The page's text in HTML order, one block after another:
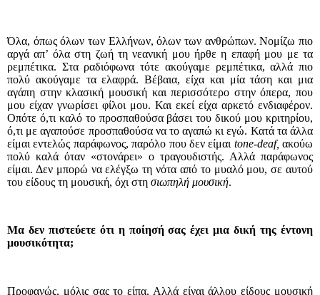
Όλα, όπως όλων των Ελλήνων, όλων των ανθρώπων. Νομίζω πιο
αργά απ’ όλα στη ζωή τη νεανική μου ήρθε η επαφή μου με τα
ρεμπέτικα. Στα ραδιόφωνα τότε ακούγαμε ρεμπέτικα, αλλά πιο
πολύ ακούγαμε τα ελαφρά. Βέβαια, είχα και μία τάση και μια
αγάπη στην κλασική μουσική και περισσότερο στην όπερα, που
μου είχαν γνωρίσει φίλοι μου. Και εκεί είχα αρκετό ενδιαφέρον.
Οπότε ό,τι καλό το προσπαθούσα βάσει του δικού μου κριτηρίου,
ό,τι με αγαπούσε προσπαθούσα να το αγαπώ κι εγώ. Κατά τα άλλα
είμαι εντελώς παράφωνος, παρόλο που δεν είμαι tone-deaf, ακούω
πολύ καλά όταν «στονάρει» ο τραγουδιστής. Αλλά παράφωνος
είμαι. Δεν μπορώ να ελέγξω τη νότα από το μυαλό μου, σε αυτού
του είδους τη μουσική, όχι στη σιωπηλή μουσική.
Μα δεν πιστεύετε ότι η ποίησή σας έχει μια δική της έντονη
μουσικότητα;
Προφανώς, μόλις σας το είπα. Αλλά είναι άλλου είδους μουσική